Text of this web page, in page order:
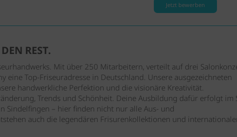
Jetzt bewerben
REST.
Mit über 250 Mitarbeitern, verteilt auf drei
eine Top-Friseuradresse in Deutschland. Unsere ausgezeichneten
handwerkliche Perfektion und die visionäre Kreativität.
Trends und Schönheit. Deine Ausbildung dafür erfolgt im
Sindelfingen – hier finden nicht nur alle Aus- und
auch die legendären Frisurenkollektionen und